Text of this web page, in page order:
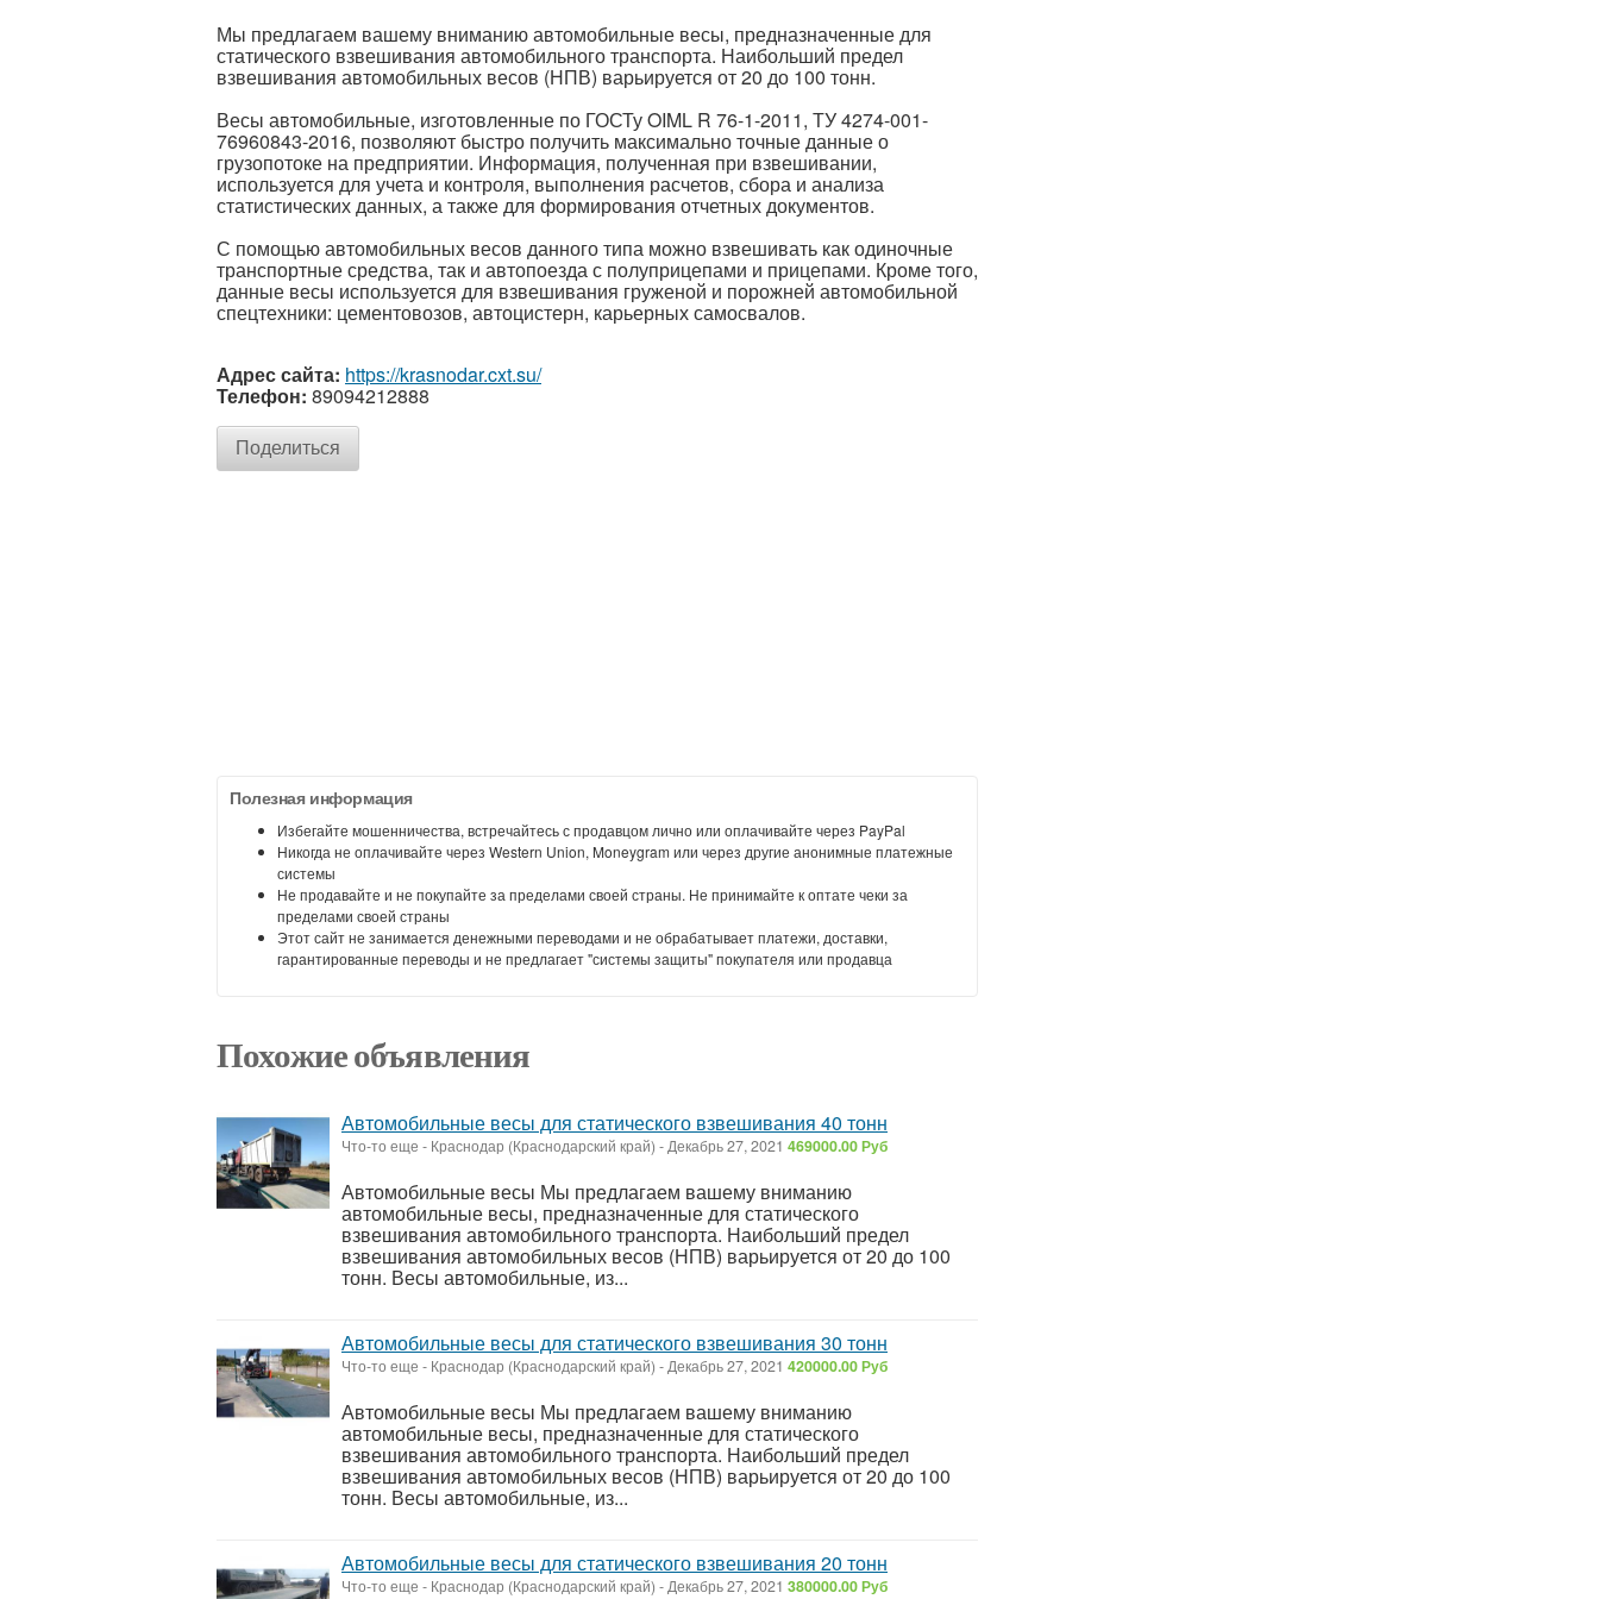
Мы предлагаем вашему вниманию автомобильные весы, предназначенные для
статического взвешивания автомобильного транспорта. Наибольший предел
взвешивания автомобильных весов (НПВ) варьируется от 20 до 100 тонн.
Весы автомобильные, изготовленные по ГОСТу OIML R 76-1-2011, ТУ 4274-001-
76960843-2016, позволяют быстро получить максимально точные данные о
грузопотоке на предприятии. Информация, полученная при взвешивании,
используется для учета и контроля, выполнения расчетов, сбора и анализа
статистических данных, а также для формирования отчетных документов.
С помощью автомобильных весов данного типа можно взвешивать как одиночные
транспортные средства, так и автопоезда с полуприцепами и прицепами. Кроме того,
данные весы используется для взвешивания груженой и порожней автомобильной
спецтехники: цементовозов, автоцистерн, карьерных самосвалов.
Адрес сайта: https://krasnodar.cxt.su/
Телефон: 89094212888
Поделиться
Полезная информация
Избегайте мошенничества, встречайтесь с продавцом лично или оплачивайте через PayPal
Никогда не оплачивайте через Western Union, Moneygram или через другие анонимные платежные
системы
Не продавайте и не покупайте за пределами своей страны. Не принимайте к оптате чеки за
пределами своей страны
Этот сайт не занимается денежными переводами и не обрабатывает платежи, доставки,
гарантированные переводы и не предлагает "системы защиты" покупателя или продавца
Похожие объявления
Автомобильные весы для статического взвешивания 40 тонн
Что-то еще - Краснодар (Краснодарский край) -Декабрь 27, 2021 469000.00 Руб
Автомобильные весы Мы предлагаем вашему вниманию
автомобильные весы, предназначенные для статического
взвешивания автомобильного транспорта. Наибольший предел
взвешивания автомобильных весов (НПВ) варьируется от 20 до 100
тонн. Весы автомобильные, из...
Автомобильные весы для статического взвешивания 30 тонн
Что-то еще - Краснодар (Краснодарский край) -Декабрь 27, 2021 420000.00 Руб
Автомобильные весы Мы предлагаем вашему вниманию
автомобильные весы, предназначенные для статического
взвешивания автомобильного транспорта. Наибольший предел
взвешивания автомобильных весов (НПВ) варьируется от 20 до 100
тонн. Весы автомобильные, из...
Автомобильные весы для статического взвешивания 20 тонн
Что-то еще - Краснодар (Краснодарский край) -Декабрь 27, 2021 380000.00 Руб